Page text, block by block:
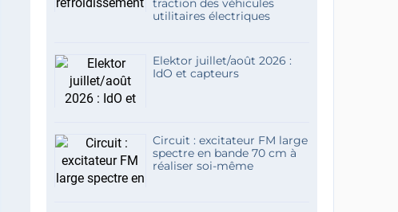
traction des véhicules
utilitaires électriques
Elektor juillet/août 2026 :
IdO et capteurs
Circuit : excitateur FM large
spectre en bande 70 cm à
réaliser soi-même